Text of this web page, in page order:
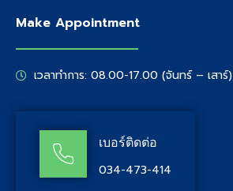
Make Appointment
เวลาทำการ: 08.00-17.00 (จันทร์ – เสาร์)
เบอร์ติดต่อ
034-473-414